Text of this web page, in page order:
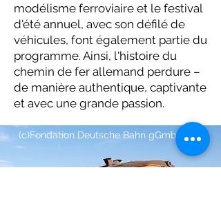
modélisme ferroviaire et le festival
d'été annuel, avec son défilé de
véhicules, font également partie du
programme. Ainsi, l'histoire du
chemin de fer allemand perdure –
de manière authentique, captivante
et avec une grande passion.
(c)Fondation Deutsche Bahn gGmbH